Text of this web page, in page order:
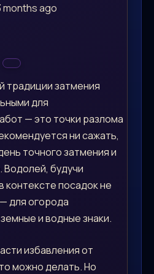
months ago
традиции затмения
для
— это точки разлома
ни сажать,
точного затмения и
Водолей, будучи
контексте посадок не
для огорода
и водные знаки.
избавления от
можно делать. Но